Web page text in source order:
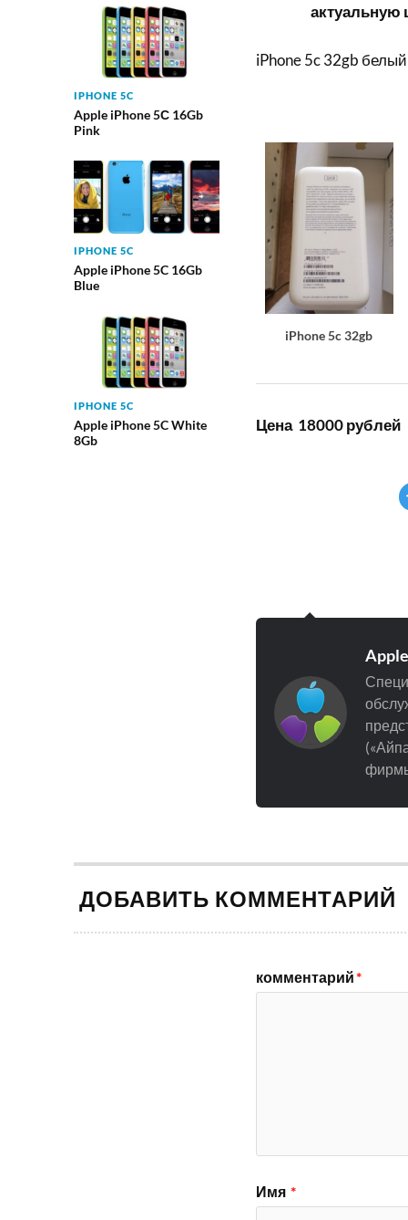
IPHONE 5C
Apple iPhone 5С 16Gb
Pink
IPHONE 5C
Apple iPhone 5C 16Gb
Blue
IPHONE 5C
Apple iPhone 5C White
8Gb
актуальную
iPhone 5c 32gb белый
iPhone 5c 32gb
Цена 18000 рублей
ДОБАВИТЬ КОММЕНТАРИЙ
комментарий*
Имя *